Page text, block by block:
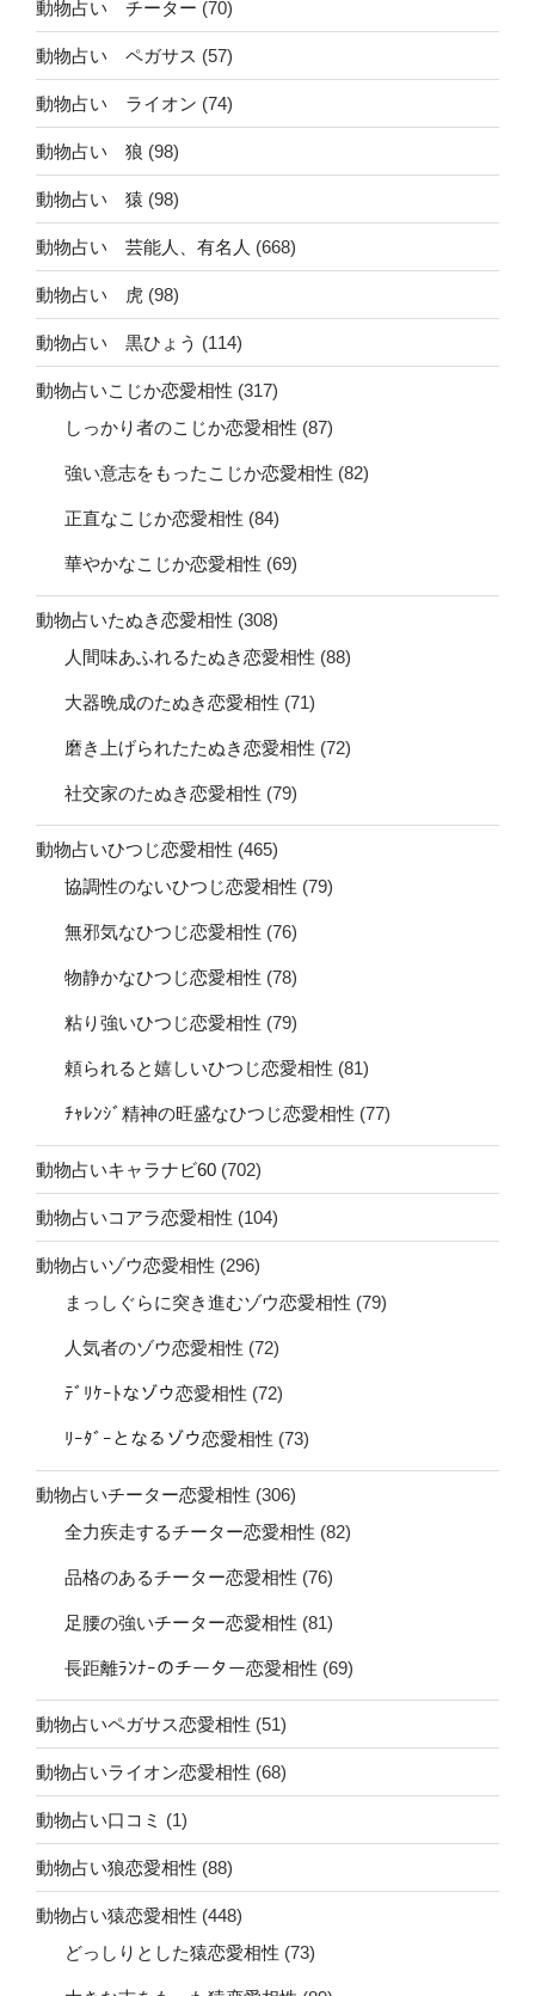
動物占い チーター (70)
動物占い ペガサス (57)
動物占い ライオン (74)
動物占い 狼 (98)
動物占い 猿 (98)
動物占い 芸能人、有名人 (668)
動物占い 虎 (98)
動物占い 黒ひょう (114)
動物占いこじか恋愛相性 (317)
しっかり者のこじか恋愛相性 (87)
強い意志をもったこじか恋愛相性 (82)
正直なこじか恋愛相性 (84)
華やかなこじか恋愛相性 (69)
動物占いたぬき恋愛相性 (308)
人間味あふれるたぬき恋愛相性 (88)
大器晩成のたぬき恋愛相性 (71)
磨き上げられたたぬき恋愛相性 (72)
社交家のたぬき恋愛相性 (79)
動物占いひつじ恋愛相性 (465)
協調性のないひつじ恋愛相性 (79)
無邪気なひつじ恋愛相性 (76)
物静かなひつじ恋愛相性 (78)
粘り強いひつじ恋愛相性 (79)
頼られると嬉しいひつじ恋愛相性 (81)
ﾁｬﾚﾝｼﾞ精神の旺盛なひつじ恋愛相性 (77)
動物占いキャラナビ60 (702)
動物占いコアラ恋愛相性 (104)
動物占いゾウ恋愛相性 (296)
まっしぐらに突き進むゾウ恋愛相性 (79)
人気者のゾウ恋愛相性 (72)
ﾃﾞﾘｹｰﾄなゾウ恋愛相性 (72)
ﾘｰﾀﾞｰとなるゾウ恋愛相性 (73)
動物占いチーター恋愛相性 (306)
全力疾走するチーター恋愛相性 (82)
品格のあるチーター恋愛相性 (76)
足腰の強いチーター恋愛相性 (81)
長距離ﾗﾝﾅｰのチーター恋愛相性 (69)
動物占いペガサス恋愛相性 (51)
動物占いライオン恋愛相性 (68)
動物占い口コミ (1)
動物占い狼恋愛相性 (88)
動物占い猿恋愛相性 (448)
どっしりとした猿恋愛相性 (73)